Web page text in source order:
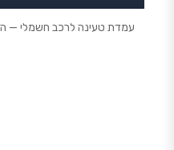
עמדת טעינה לרכב חשמלי — המדריך השלם